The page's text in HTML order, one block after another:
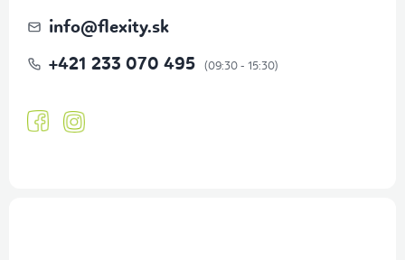
info@flexity.sk
+421 233 070 495